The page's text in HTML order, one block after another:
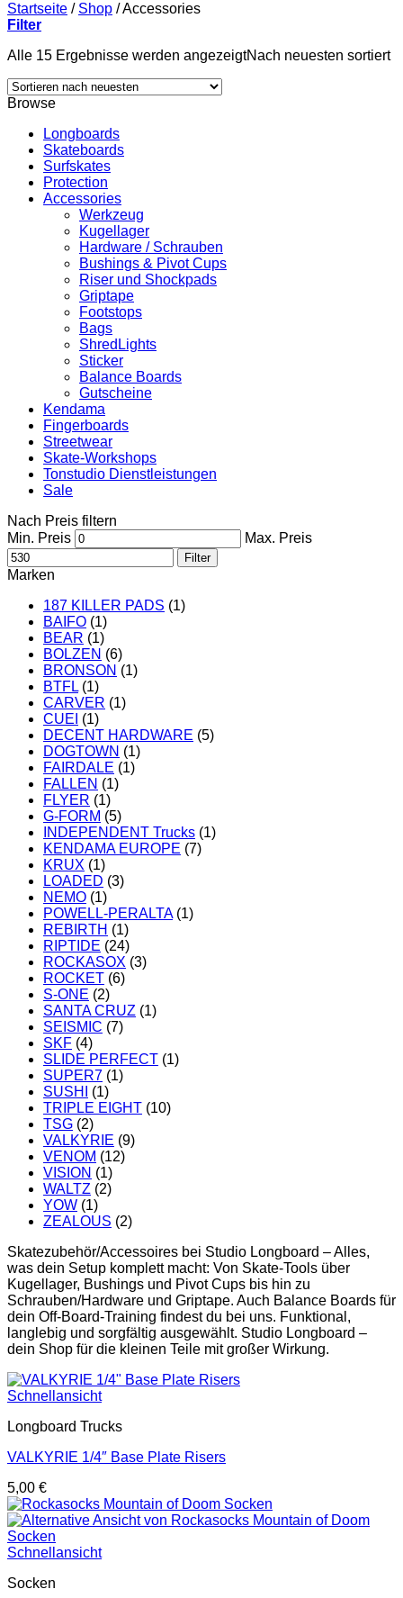
Startseite / Shop /Accessories
Filter
Alle 15 Ergebnisse werden angezeigtNach neuesten sortiert
Browse
Longboards
Skateboards
Surfskates
Protection
Accessories
Werkzeug
Kugellager
Hardware / Schrauben
Bushings & Pivot Cups
Riser und Shockpads
Griptape
Footstops
Bags
ShredLights
Sticker
Balance Boards
Gutscheine
Kendama
Fingerboards
Streetwear
Skate-Workshops
Tonstudio Dienstleistungen
Sale
Nach Preis filtern
Min. Preis
Max. Preis
Filter
Marken
187 KILLER PADS (1)
BAIFO (1)
BEAR (1)
BOLZEN (6)
BRONSON (1)
BTFL (1)
CARVER (1)
CUEI (1)
DECENT HARDWARE (5)
DOGTOWN (1)
FAIRDALE (1)
FALLEN (1)
FLYER (1)
G-FORM (5)
INDEPENDENT Trucks (1)
KENDAMA EUROPE (7)
KRUX (1)
LOADED (3)
NEMO (1)
POWELL-PERALTA (1)
REBIRTH (1)
RIPTIDE (24)
ROCKASOX (3)
ROCKET (6)
S-ONE (2)
SANTA CRUZ (1)
SEISMIC (7)
SKF (4)
SLIDE PERFECT (1)
SUPER7 (1)
SUSHI
(1)
TRIPLE EIGHT (10)
TSG (2)
VALKYRIE (9)
VENOM (12)
VISION (1)
WALTZ (2)
YOW (1)
ZEALOUS (2)
Skatezubehör/Accessoires bei Studio Longboard – Alles,
was dein Setup komplett macht: Von Skate-Tools über
Kugellager, Bushings und Pivot Cups bis hin zu
Schrauben/Hardware und Griptape. Auch Balance Boards für
dein Off-Board-Training findest du bei uns. Funktional,
langlebig und sorgfältig ausgewählt. Studio Longboard –
dein Shop für die kleinen Teile mit großer Wirkung.
Schnellansicht
Longboard Trucks
VALKYRIE 1/4″ Base Plate Risers
5,00 €
Schnellansicht
Socken